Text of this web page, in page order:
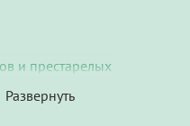
и престарелых